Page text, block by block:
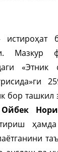
Мазкур
бор
Ойбек